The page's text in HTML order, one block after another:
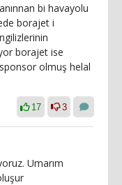
bi havayolu
borajet i
borajet ise
olmuş helal
17 3
Umarım